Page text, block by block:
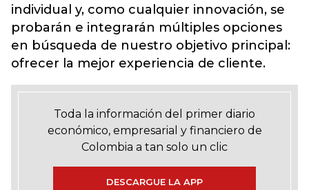
individual y, como cualquier innovación, se
probarán e integrarán múltiples opciones
en búsqueda de nuestro objetivo principal:
ofrecer la mejor experiencia de cliente.
Toda la información del primer diario
económico, empresarial y financiero de
Colombia a tan solo un clic
DESCARGUE LA APP